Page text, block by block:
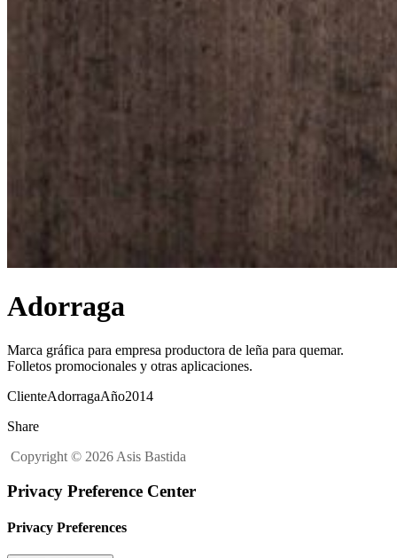
Adorraga
Marca gráfica para empresa productora de leña para quemar.
Folletos promocionales y otras aplicaciones.
ClienteAdorragaAño2014
Share
Copyright © 2026 Asis Bastida
Privacy Preference Center
Privacy Preferences